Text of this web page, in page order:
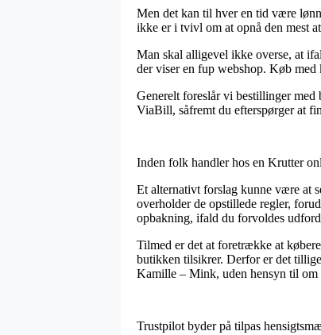
Men det kan til hver en tid være
ikke er i tvivl om at opnå den mest
Man skal alligevel ikke overse, at
der viser en fup webshop. Køb
Generelt foreslår vi bestillinger
ViaBill, såfremt du efterspørger at
Inden folk handler hos en Krutter
Et alternativt forslag kunne være at
overholder de opstillede regler,
opbakning, ifald du forvoldes
Tilmed er det at foretrække at
butikken tilsikrer. Derfor er det
Kamille – Mink, uden hensyn til om
Trustpilot byder på tilpas